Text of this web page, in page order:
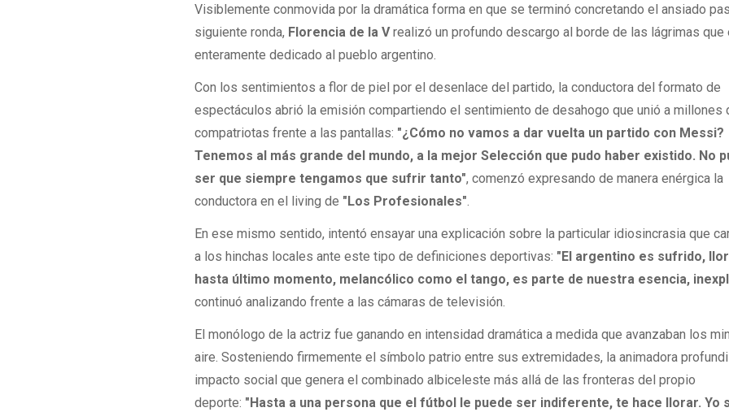
Visiblemente conmovida por la dramática forma en que se terminó concretando el ansiado
siguiente ronda, Florencia de la Vrealizó un profundo descargo al borde de las lágrimas que
enteramente dedicado al pueblo argentino.
Con los sentimientos a flor de piel por el desenlace del partido, la conductora del formato de
espectáculos abrió la emisión compartiendo el sentimiento de desahogo que unió a millones
compatriotas frente a las pantallas: "¿Cómo no vamos a dar vuelta un partido con Messi?
Tenemos al más grande del mundo, a la mejor Selección que pudo haber existido. No
ser que siempre tengamos que sufrir tanto", comenzó expresando de manera enérgica la
conductora en el living de "Los Profesionales".
En ese mismo sentido, intentó ensayar una explicación sobre la particular idiosincrasia que
a los hinchas locales ante este tipo de definiciones deportivas: "El argentino es sufrido,
hasta último momento, melancólico como el tango, es parte de nuestra esencia,
continuó analizando frente a las cámaras de televisión.
El monólogo de la actriz fue ganando en intensidad dramática a medida que avanzaban los
aire. Sosteniendo firmemente el símbolo patrio entre sus extremidades, la animadora
impacto social que genera el combinado albiceleste más allá de las fronteras del propio
deporte: "Hasta a una persona que el fútbol le puede ser indiferente, te hace llorar. Yo